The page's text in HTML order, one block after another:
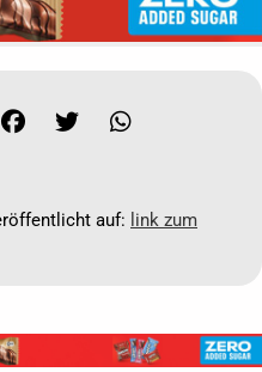
auf: link zum